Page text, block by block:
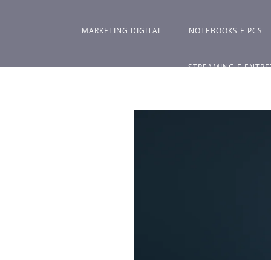
MARKETING DIGITAL NOTEBOOKS E PCS
STREAMING E